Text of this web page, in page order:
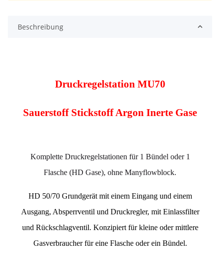
Beschreibung
Druckregelstation MU70
Sauerstoff Stickstoff Argon Inerte Gase
Komplette Druckregelstationen für 1 Bündel oder 1
Flasche (HD Gase), ohne Manyflowblock.
HD 50/70 Grundgerät mit einem Eingang und einem
Ausgang, Absperrventil und Druckregler, mit Einlassfilter
und Rückschlagventil. Konzipiert für kleine oder mittlere
Gasverbraucher für eine Flasche oder ein Bündel.